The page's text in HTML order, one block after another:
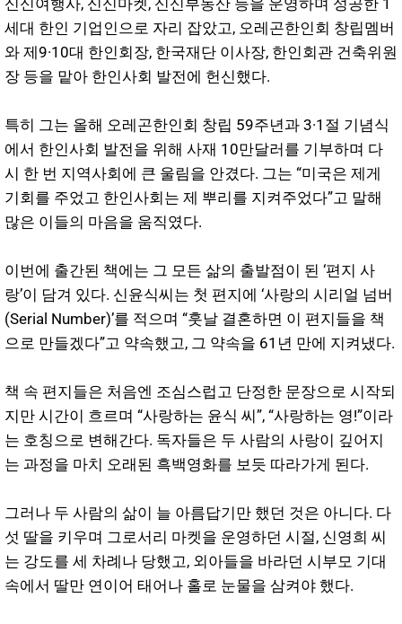
신신여행사, 신신마켓, 신신부동산 등을 운영하며 성공한 1
세대 한인 기업인으로 자리 잡았고, 오레곤한인회 창립멤버
와 제9·10대 한인회장, 한국재단 이사장, 한인회관 건축위원
장 등을 맡아 한인사회 발전에 헌신했다.
특히 그는 올해 오레곤한인회 창립 59주년과 3·1절 기념식
에서 한인사회 발전을 위해 사재 10만달러를 기부하며 다
시 한 번 지역사회에 큰 울림을 안겼다. 그는 “미국은 제게
기회를 주었고 한인사회는 제 뿌리를 지켜주었다”고 말해
많은 이들의 마음을 움직였다.
이번에 출간된 책에는 그 모든 삶의 출발점이 된 ‘편지 사
랑’이 담겨 있다. 신윤식씨는 첫 편지에 ‘사랑의 시리얼 넘버
(Serial Number)’를 적으며 “훗날 결혼하면 이 편지들을 책
으로 만들겠다”고 약속했고, 그 약속을 61년 만에 지켜냈다.
책 속 편지들은 처음엔 조심스럽고 단정한 문장으로 시작되
지만 시간이 흐르며 “사랑하는 윤식 씨”, “사랑하는 영!”이라
는 호칭으로 변해간다. 독자들은 두 사람의 사랑이 깊어지
는 과정을 마치 오래된 흑백영화를 보듯 따라가게 된다.
그러나 두 사람의 삶이 늘 아름답기만 했던 것은 아니다. 다
섯 딸을 키우며 그로서리 마켓을 운영하던 시절, 신영희 씨
는 강도를 세 차례나 당했고, 외아들을 바라던 시부모 기대
속에서 딸만 연이어 태어나 홀로 눈물을 삼켜야 했다.